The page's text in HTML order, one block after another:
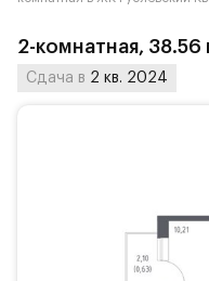
2-комнатная, 38.56
Сдача в 2 кв. 2024